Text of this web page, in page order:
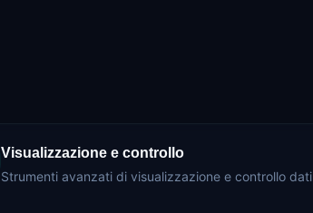
Visualizzazione e controllo
Strumenti avanzati di visualizzazione e controllo dati